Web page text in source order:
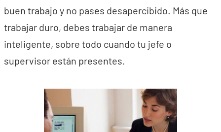
buen trabajo y no pases desapercibido. Más que
trabajar duro, debes trabajar de manera
inteligente, sobre todo cuando tu jefe o
supervisor están presentes.